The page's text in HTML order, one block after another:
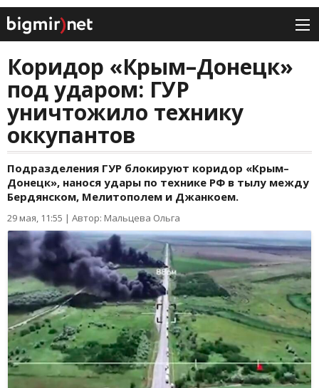
Коридор «Крым–Донецк»
под ударом: ГУР
уничтожило технику
оккупантов
Подразделения ГУР блокируют коридор «Крым–
Донецк», нанося удары по технике РФ в тылу между
Бердянском, Мелитополем и Джанкоем.
29 мая, 11:55 | Автор: Мальцева Ольга